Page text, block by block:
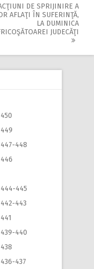
DE SPRIJINIRE A
AFLAŢI ÎN SUFERINŢĂ,
LA DUMINICA
JUDECĂŢI
448
445
443
440
437